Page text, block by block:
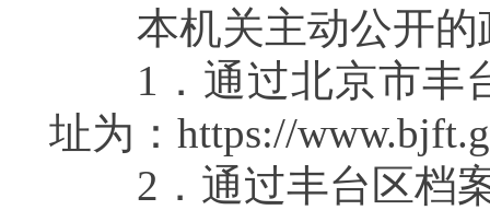
本机关主动公开的
1．通过北京市丰台
址为： https://
2．通过丰台区档案